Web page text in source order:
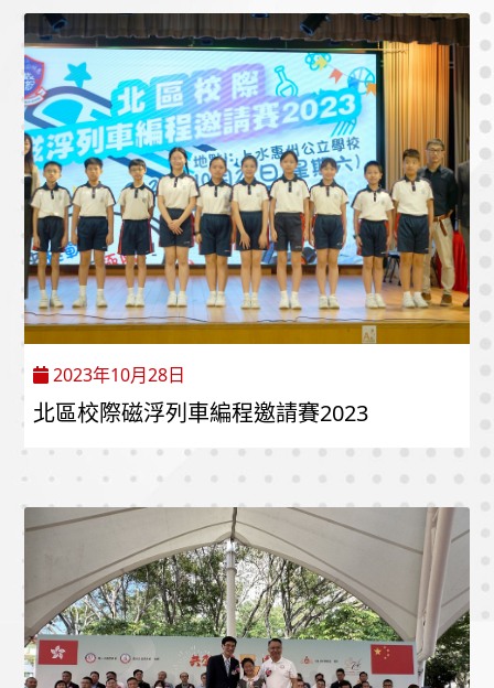
2023年10月28日
北區校際磁浮列車編程邀請賽2023